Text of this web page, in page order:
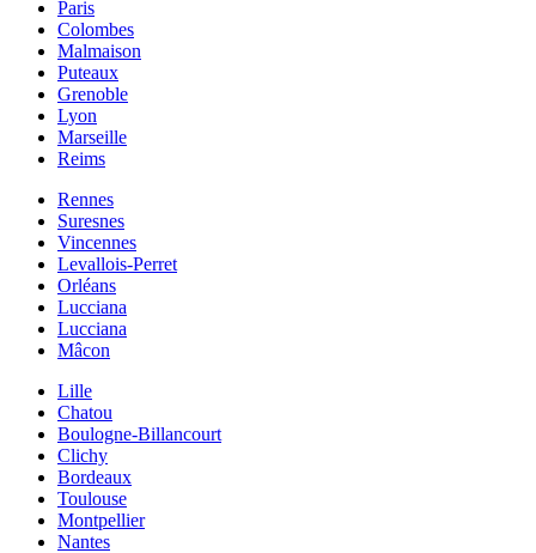
Paris
Colombes
Malmaison
Puteaux
Grenoble
Lyon
Marseille
Reims
Rennes
Suresnes
Vincennes
Levallois-Perret
Orléans
Lucciana
Lucciana
Mâcon
Lille
Chatou
Boulogne-Billancourt
Clichy
Bordeaux
Toulouse
Montpellier
Nantes